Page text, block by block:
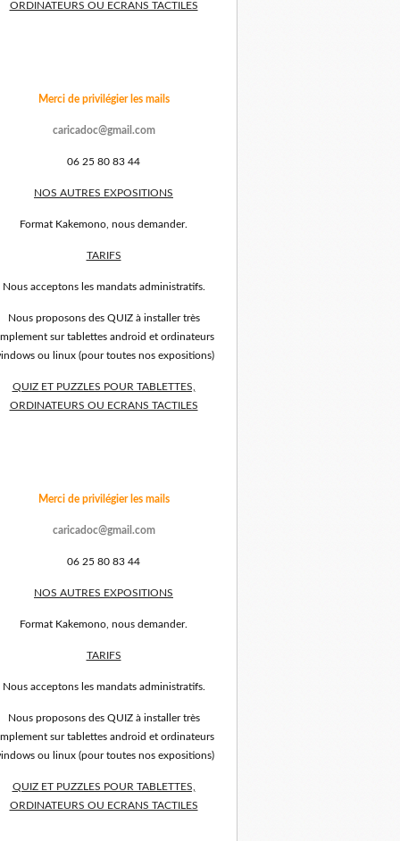
ORDINATEURS OU ECRANS TACTILES
Merci de privilégier les mails
caricadoc@gmail.com
06 25 80 83 44
NOS AUTRES EXPOSITIONS
Format Kakemono, nous demander.
TARIFS
Nous acceptons les mandats administratifs.
Nous proposons des QUIZ à installer très
sur tablettes android et ordinateurs
ou linux (pour toutes nos expositions)
QUIZ ET PUZZLES POUR TABLETTES,
ORDINATEURS OU ECRANS TACTILES
Merci de privilégier les mails
caricadoc@gmail.com
06 25 80 83 44
NOS AUTRES EXPOSITIONS
Format Kakemono, nous demander.
TARIFS
Nous acceptons les mandats administratifs.
Nous proposons des QUIZ à installer très
sur tablettes android et ordinateurs
ou linux (pour toutes nos expositions)
QUIZ ET PUZZLES POUR TABLETTES,
ORDINATEURS OU ECRANS TACTILES